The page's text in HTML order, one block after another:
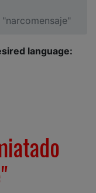
language: